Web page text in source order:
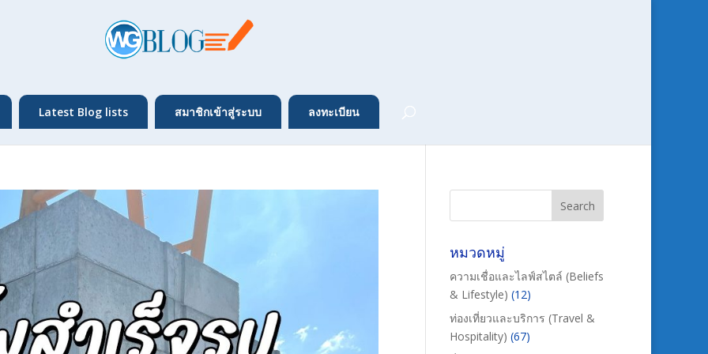
Latest Blog lists สมาชิกเข้าสู่ระบบ ลงทะเบียน
หมวดหมู่
ความเชื่อและไลฟ์สไตล์ (Beliefs
& Lifestyle) (12)
ท่องเที่ยวและบริการ (Travel &
Hospitality) (67)